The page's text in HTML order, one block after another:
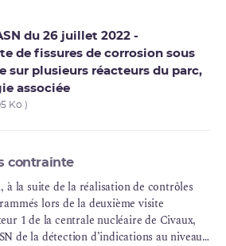
du 26 juillet 2022 -
de fissures de corrosion sous
sur plusieurs réacteurs du parc,
associée
Ko )
contrainte
à la suite de la réalisation de contrôles
lors de la deuxième visite
1 de la centrale nucléaire de Civaux,
de la détection d’indications au niveau